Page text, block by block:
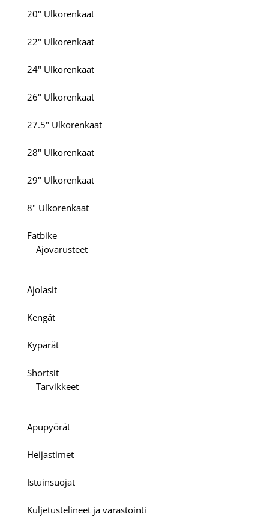
20" Ulkorenkaat
22" Ulkorenkaat
24" Ulkorenkaat
26" Ulkorenkaat
27.5" Ulkorenkaat
28" Ulkorenkaat
29" Ulkorenkaat
8" Ulkorenkaat
Fatbike
Ajovarusteet
Ajolasit
Kengät
Kypärät
Shortsit
Tarvikkeet
Apupyörät
Heijastimet
Istuinsuojat
Kuljetustelineet ja varastointi